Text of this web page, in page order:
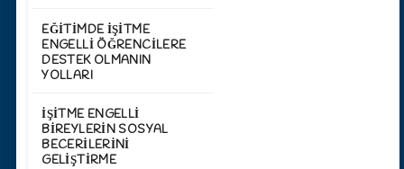
EĞITIMDE İŞITME
ENGELLI ÖĞRENCILERE
DESTEK OLMANIN
YOLLARI
İŞITME ENGELLI
BIREYLERIN SOSYAL
BECERILERINI
GELIŞTIRME